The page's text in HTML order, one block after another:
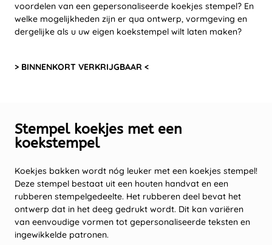
voordelen van een gepersonaliseerde koekjes stempel? En
welke mogelijkheden zijn er qua ontwerp, vormgeving en
dergelijke als u uw eigen koekstempel wilt laten maken?
> BINNENKORT VERKRIJGBAAR <
Stempel koekjes met een
koekstempel
Koekjes bakken wordt nóg leuker met een koekjes stempel!
Deze stempel bestaat uit een houten handvat en een
rubberen stempelgedeelte. Het rubberen deel bevat het
ontwerp dat in het deeg gedrukt wordt. Dit kan variëren
van eenvoudige vormen tot gepersonaliseerde teksten en
ingewikkelde patronen.